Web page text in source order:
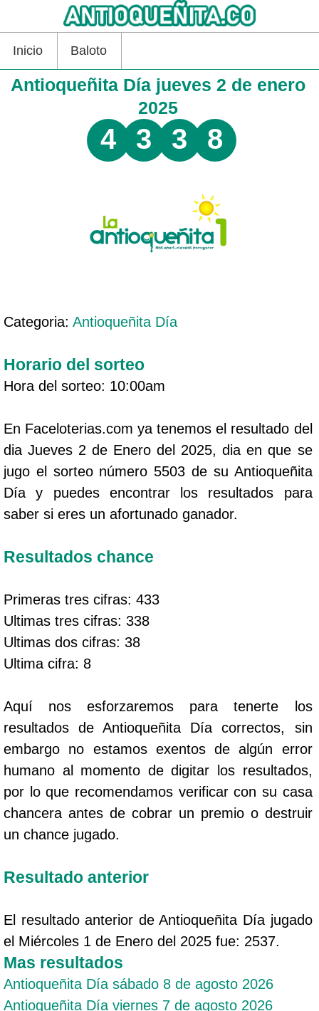
Inicio Baloto
Antioqueñita Día jueves 2 de enero
2025
4 3 3 8
Categoria: Antioqueñita Día
Horario del sorteo
Hora del sorteo: 10:00am
En Faceloterias.com ya tenemos el resultado del
dia Jueves 2 de Enero del 2025, dia en que se
jugo el sorteo número 5503 de su Antioqueñita
Día y puedes encontrar los resultados para
saber si eres un afortunado ganador.
Resultados chance
Primeras tres cifras: 433
Ultimas tres cifras: 338
Ultimas dos cifras: 38
Ultima cifra: 8
Aquí nos esforzaremos para tenerte los
resultados de Antioqueñita Día correctos, sin
embargo no estamos exentos de algún error
humano al momento de digitar los resultados,
por lo que recomendamos verificar con su casa
chancera antes de cobrar un premio o destruir
un chance jugado.
Resultado anterior
El resultado anterior de Antioqueñita Día jugado
el Miércoles 1 de Enero del 2025 fue: 2537.
Mas resultados
Antioqueñita Día sábado 8 de agosto 2026
Antioqueñita Día viernes 7 de agosto 2026